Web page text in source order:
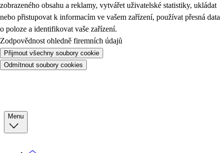
zobrazeného obsahu a reklamy, vytvářet uživatelské statistiky, ukládat
nebo přistupovat k informacím ve vašem zařízení, používat přesná data
o poloze a identifikovat vaše zařízení.
Zodpovědnost ohledně firemních údajů
Přijmout všechny soubory cookie
Odmítnout soubory cookies
Menu